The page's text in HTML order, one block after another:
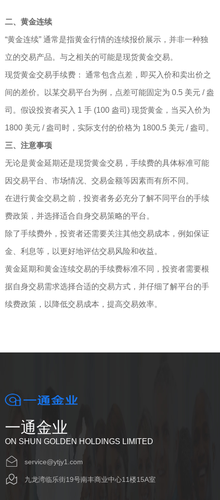
二、黄金连续
“黄金连续” 通常是指黄金行情的连续报价展示，并非一种独
立的交易产品。与之相关的可能是现货黄金交易。
现货黄金交易手续费： 通常包含点差，即买入价和卖出价之
间的差价。以某交易平台为例，点差可能固定为 0.5 美元 / 盎
司。假设投资者买入 1 手 (100 盎司) 现货黄金，当买入价为
1800 美元 / 盎司时，实际支付的价格为 1800.5 美元 / 盎司。
三、注意事项
无论是黄金延期还是现货黄金交易，手续费的具体标准可能
因交易平台、市场情况、交易金额等因素而有所不同。
在进行黄金交易之前，投资者务必充分了解不同平台的手续
费政策，并选择适合自身交易策略的平台。
除了手续费外，投资者还需要关注其他交易成本，例如保证
金、利息等，以更好地评估交易风险和收益。
黄金延期和黄金连续交易的手续费标准不同，投资者需要根
据自身交易需求选择合适的交易方式，并仔细了解平台的手
续费政策，以降低交易成本，提高交易效率。
一通金业
ON SHUN GOLDEN HOLDINGS LIMITED
service@ytjy1.com
九龙湾临乐街19号南丰商业中心11楼15A室